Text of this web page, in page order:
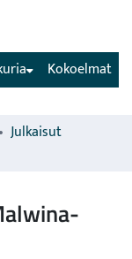
Kokoelmat
Julkaisut